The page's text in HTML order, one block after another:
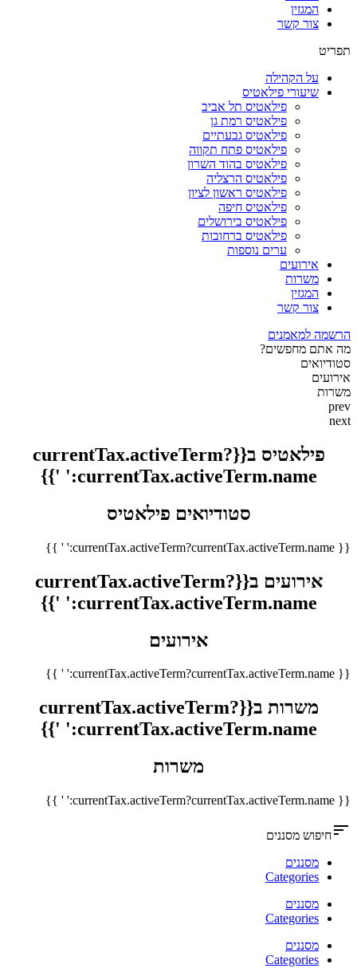
המגזין
צור קשר
תפריט
על הקהילה
שיעורי פילאטיס
פילאטיס תל אביב
פילאטיס רמת גן
פילאטיס גבעתיים
פילאטיס פתח תקווה
פילאטיס בהוד השרון
פילאטיס הרצליה
פילאטיס ראשון לציון
פילאטיס חיפה
פילאטיס בירושלים
פילאטיס ברחובות
ערים נוספות
אירועים
משרות
המגזין
צור קשר
הרשמה למאמנים
מה אתם מחפשים?
סטודיואים
אירועים
משרות
prev
next
פילאטיס ב{{currentTax.activeTerm?
currentTax.activeTerm.name:' '}}
סטודיואים פילאטיס
{{ currentTax.activeTerm?currentTax.activeTerm.name:' ' }}
אירועים ב{{currentTax.activeTerm?
currentTax.activeTerm.name:' '}}
אירועים
{{ currentTax.activeTerm?currentTax.activeTerm.name:' ' }}
משרות ב{{currentTax.activeTerm?
currentTax.activeTerm.name:' '}}
משרות
{{ currentTax.activeTerm?currentTax.activeTerm.name:' ' }}
sortחיפוש מסננים
מסננים
Categories
מסננים
Categories
מסננים
Categories